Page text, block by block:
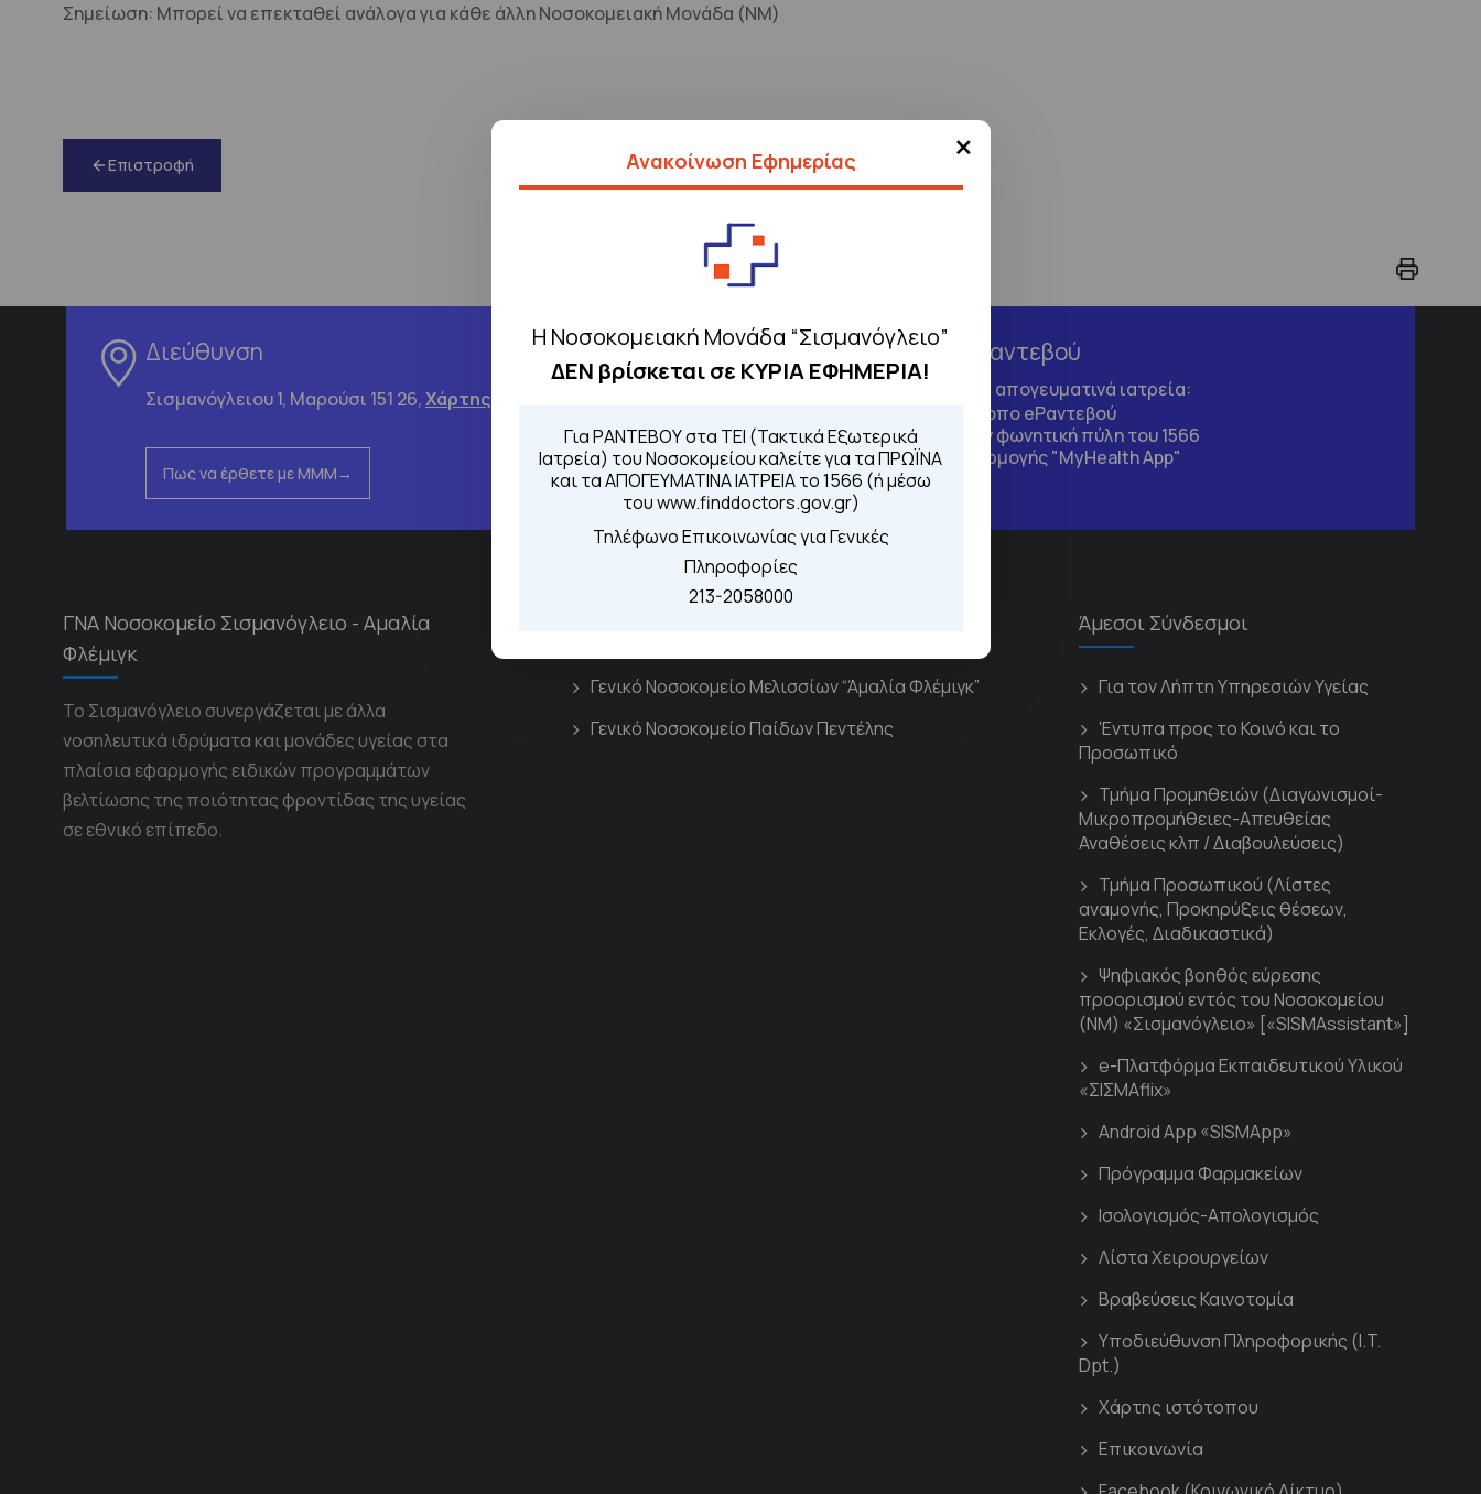
×
Ανακοίνωση Εφημερίας
Η Νοσοκομειακή Μονάδα “Σισμανόγλειο”
ΔΕΝ βρίσκεται σε ΚΥΡΙΑ ΕΦΗΜΕΡΙΑ!
Για ΡΑΝΤΕΒΟΥ στα ΤΕΙ (Τακτικά Εξωτερικά
Ιατρεία) του Νοσοκομείου καλείτε για τα ΠΡΩΪΝΑ
και τα ΑΠΟΓΕΥΜΑΤΙΝΑ ΙΑΤΡΕΙΑ το 1566 (ή μέσω
του www.finddoctors.gov.gr)
Τηλέφωνο Επικοινωνίας για Γενικές
Πληροφορίες
213-2058000
Σημείωση: Μπορεί να επεκταθεί ανάλογα για κάθε άλλη Νοσοκομειακή Μονάδα (ΝΜ)
Επιστροφή
Διεύθυνση
Σισμανόγλειου 1, Μαρούσι 151 26,Χάρτης Περιοχής
Πως να έρθετε με ΜΜΜ
Τηλέφωνα για Ραντεβού
Για τα πρωινά και τα απογευματινά ιατρεία:
Από τον ιστότοποeΡαντεβού
Καλώντας στην φωνητική πύλη του 1566
Μέσω της εφαρμογής "MyHealth App"
ΓΝΑ Νοσοκομείο Σισμανόγλειο - Αμαλία
Φλέμιγκ
Το Σισμανόγλειο συνεργάζεται με άλλα
νοσηλευτικά ιδρύματα και μονάδες υγείας στα
πλαίσια εφαρμογής ειδικών προγραμμάτων
βελτίωσης της ποιότητας φροντίδας της υγείας
σε εθνικό επίπεδο.
Γενικό Νοσοκομείο Μελισσίων “Άμαλία Φλέμιγκ”
Γενικό Νοσοκομείο Παίδων Πεντέλης
Άμεσοι Σύνδεσμοι
Για τον Λήπτη Υπηρεσιών Υγείας
'Εντυπα προς το Κοινό και το
Προσωπικό
Τμήμα Προμηθειών (Διαγωνισμοί-
Μικροπρομήθειες-Απευθείας
Αναθέσεις κλπ / Διαβουλεύσεις)
Τμήμα Προσωπικού (Λίστες
αναμονής, Προκηρύξεις θέσεων,
Εκλογές, Διαδικαστικά)
Ψηφιακός βοηθός εύρεσης
προορισμού εντός του Νοσοκομείου
(ΝΜ) «Σισμανόγλειο» [«SISMAssistant»]
e-Πλατφόρμα Εκπαιδευτικού Υλικού
«ΣΙΣΜΑflix»
Android App «SISMApp»
Πρόγραμμα Φαρμακείων
Ισολογισμός-Απολογισμός
Λίστα Χειρουργείων
Βραβεύσεις Καινοτομία
Υποδιεύθυνση Πληροφορικής (I.T.
Dpt.)
Χάρτης ιστότοπου
Επικοινωνία